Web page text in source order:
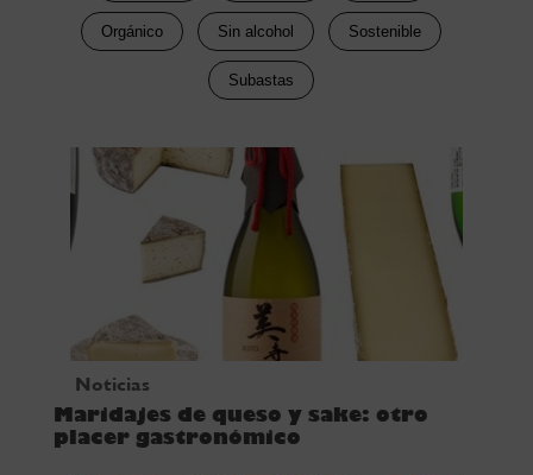
Orgánico Sin alcohol Sostenible
Subastas
Noticias
Maridajes de queso y sake: otro
placer gastronómico